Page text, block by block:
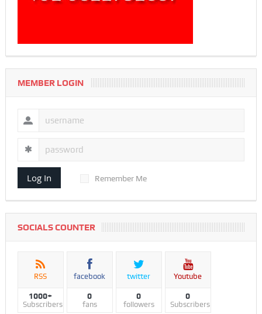
MEMBER LOGIN
Log In Remember Me
SOCIALS COUNTER
RSS
1000+
Subscribers
facebook
0
fans
twitter
0
followers
Youtube
0
Subscribers